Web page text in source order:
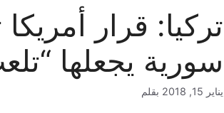
تركيا: قرار
سورية يجعلها
يناير 15, 2018 بقلم